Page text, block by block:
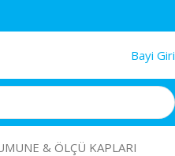
Bayi
& ÖLÇÜ KAPLARI